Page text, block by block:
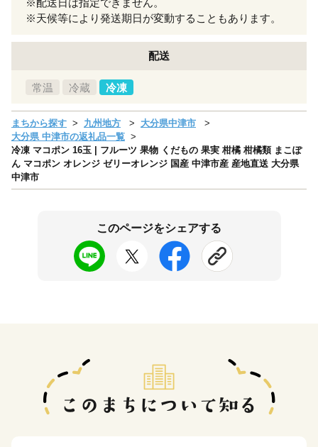
※天候等により発送期日が変動することもあります。
配送
常温 冷蔵 冷凍
まちから探す 九州地方
大分県中津市
大分県 中津市の返礼品一覧
冷凍 マコポン 16玉 | フルーツ 果物 くだもの 果実 柑橘 柑橘類 まこぽ
ん マコポン オレンジ ゼリーオレンジ 国産 中津市産 産地直送 大分県
中津市
このページをシェアする